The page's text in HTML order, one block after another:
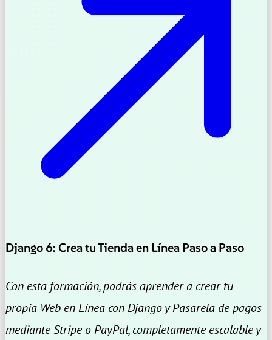
Django 6: Crea tu Tienda en Línea Paso a Paso
Con esta formación, podrás aprender a crear tu
propia Web en Línea con Django y Pasarela de pagos
mediante Stripe o PayPal, completamente escalable y